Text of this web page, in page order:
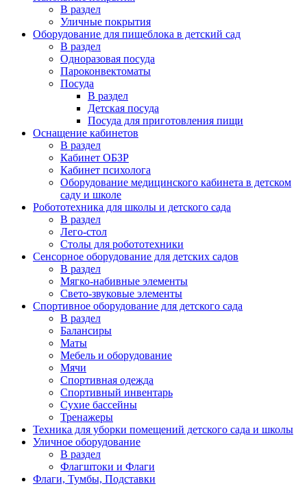
В раздел
Уличные покрытия
Оборудование для пищеблока в детский сад
В раздел
Одноразовая посуда
Пароконвектоматы
Посуда
В раздел
Детская посуда
Посуда для приготовления пищи
Оснащение кабинетов
В раздел
Кабинет ОБЗР
Кабинет психолога
Оборудование медицинского кабинета в детском
саду и школе
Робототехника для школы и детского сада
В раздел
Лего-стол
Столы для робототехники
Сенсорное оборудование для детских садов
В раздел
Мягко-набивные элементы
Свето-звуковые элементы
Спортивное оборудование для детского сада
В раздел
Балансиры
Маты
Мебель и оборудование
Мячи
Спортивная одежда
Спортивный инвентарь
Сухие бассейны
Тренажеры
Техника для уборки помещений детского сада и школы
Уличное оборудование
В раздел
Флагштоки и Флаги
Флаги, Тумбы, Подставки